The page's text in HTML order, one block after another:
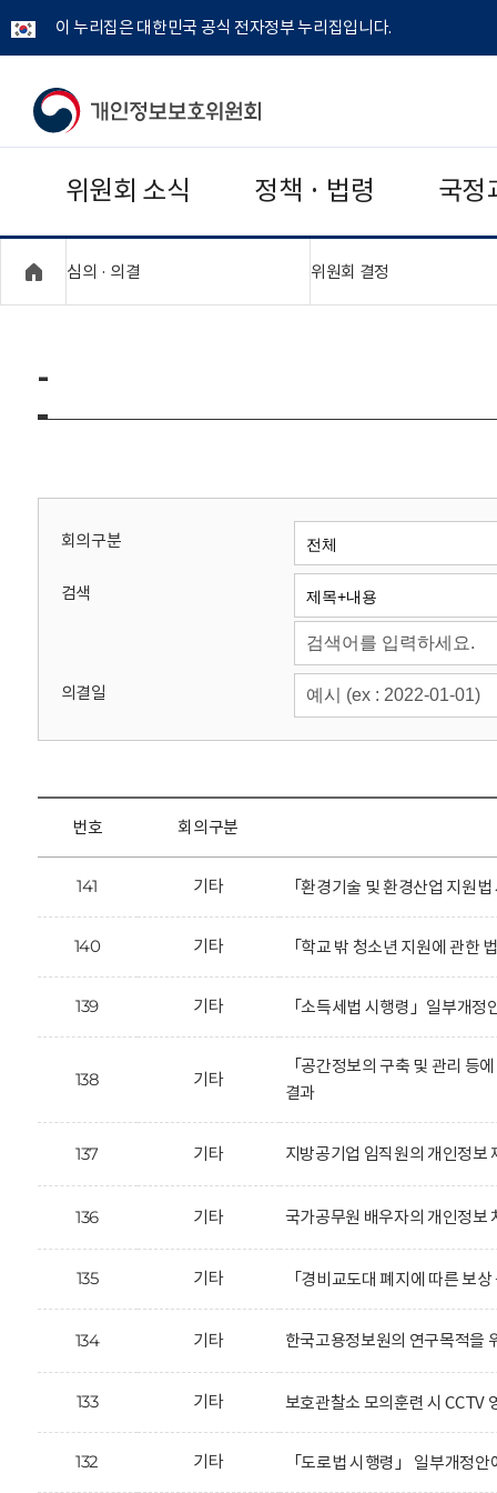
이 누리집은 대한민국 공식 전자정부 누리집입니다.
개
보
보
위
회
위원회 소식 정책 · 법령 국정
심의 · 의결 위원회 결정
-
회의구분
검색
의결일
번호 회의구분
141 기타 「환경기술 및 환경산업 지원
140 기타 「학교 밖 청소년 지원에 관한
139 기타 「소득세법 시행령」일부개
138 기타
「공간정보의 구축 및 관리 등
결과
137 기타 지방공기업 임직원의 개인정보
136 기타 국가공무원 배우자의 개인정보
135 기타 「경비교도대 폐지에 따른 보
134 기타 한국고용정보원의 연구목적을
133 기타 보호관찰소 모의훈련 시 CCTV
132 기타 「도로법 시행령」 일부개정